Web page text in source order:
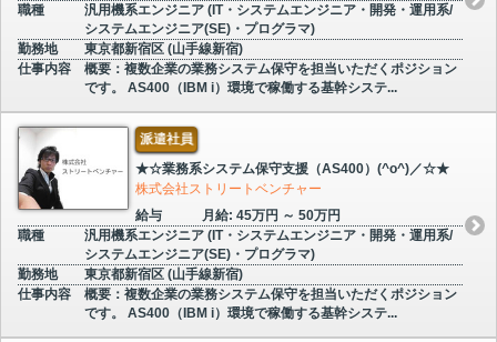
職種
汎用機系エンジニア (IT・システムエンジニア・開発・運用系/
システムエンジニア(SE)・プログラマ)
勤務地
東京都新宿区 (山手線新宿)
仕事内容
概要：複数企業の業務システム保守を担当いただくポジション
です。 AS400（IBM i）環境で稼働する基幹システ...
派遣社員
★☆業務系システム保守支援（AS400）(^o^)／☆★
株式会社ストリートベンチャー
給与
月給: 45万円 ～ 50万円
職種
汎用機系エンジニア (IT・システムエンジニア・開発・運用系/
システムエンジニア(SE)・プログラマ)
勤務地
東京都新宿区 (山手線新宿)
仕事内容
概要：複数企業の業務システム保守を担当いただくポジション
です。 AS400（IBM i）環境で稼働する基幹システ...